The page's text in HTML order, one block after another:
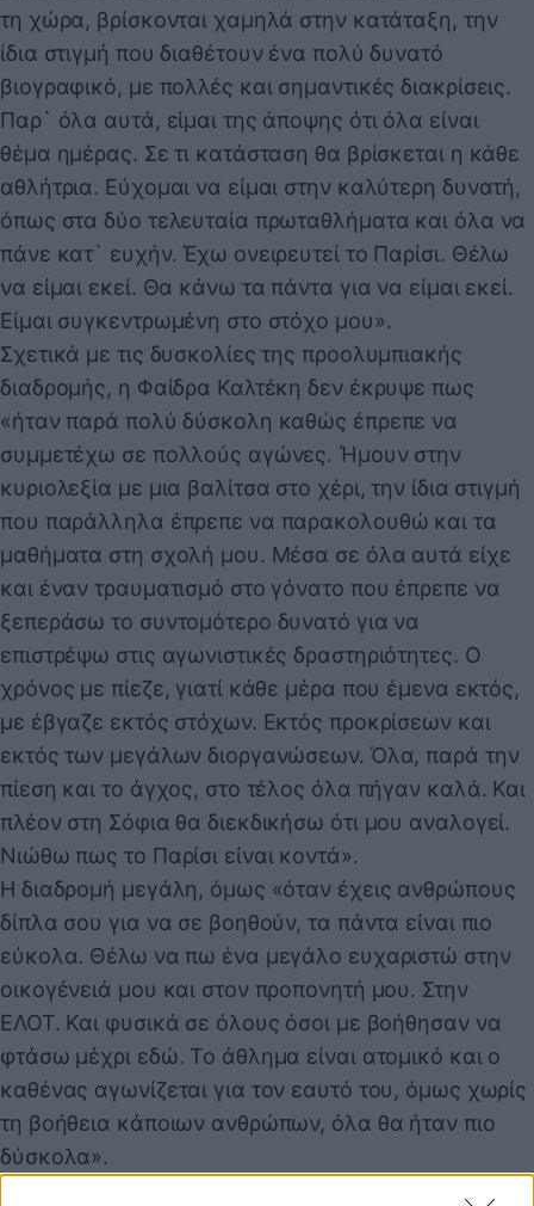
τη χώρα, βρίσκονται χαμηλά στην κατάταξη, την
ίδια στιγμή που διαθέτουν ένα πολύ δυνατό
βιογραφικό, με πολλές και σημαντικές διακρίσεις.
Παρ` όλα αυτά, είμαι της άποψης ότι όλα είναι
θέμα ημέρας. Σε τι κατάσταση θα βρίσκεται η κάθε
αθλήτρια. Εύχομαι να είμαι στην καλύτερη δυνατή,
όπως στα δύο τελευταία πρωταθλήματα και όλα να
πάνε κατ` ευχήν. Έχω ονειρευτεί το Παρίσι. Θέλω
να είμαι εκεί. Θα κάνω τα πάντα για να είμαι εκεί.
Είμαι συγκεντρωμένη στο στόχο μου».
Σχετικά με τις δυσκολίες της προολυμπιακής
διαδρομής, η Φαίδρα Καλτέκη δεν έκρυψε πως
«ήταν παρά πολύ δύσκολη καθώς έπρεπε να
συμμετέχω σε πολλούς αγώνες. Ήμουν στην
κυριολεξία με μια βαλίτσα στο χέρι, την ίδια στιγμή
που παράλληλα έπρεπε να παρακολουθώ και τα
μαθήματα στη σχολή μου. Μέσα σε όλα αυτά είχε
και έναν τραυματισμό στο γόνατο που έπρεπε να
ξεπεράσω το συντομότερο δυνατό για να
επιστρέψω στις αγωνιστικές δραστηριότητες. Ο
χρόνος με πίεζε, γιατί κάθε μέρα που έμενα εκτός,
με έβγαζε εκτός στόχων. Εκτός προκρίσεων και
εκτός των μεγάλων διοργανώσεων. Όλα, παρά την
πίεση και το άγχος, στο τέλος όλα πήγαν καλά. Και
πλέον στη Σόφια θα διεκδικήσω ότι μου αναλογεί.
Νιώθω πως το Παρίσι είναι κοντά».
Η διαδρομή μεγάλη, όμως «όταν έχεις ανθρώπους
δίπλα σου για να σε βοηθούν, τα πάντα είναι πιο
εύκολα. Θέλω να πω ένα μεγάλο ευχαριστώ στην
οικογένειά μου και στον προπονητή μου. Στην
ΕΛΟΤ. Και φυσικά σε όλους όσοι με βοήθησαν να
φτάσω μέχρι εδώ. Το άθλημα είναι ατομικό και ο
καθένας αγωνίζεται για τον εαυτό του, όμως χωρίς
τη βοήθεια κάποιων ανθρώπων, όλα θα ήταν πιο
δύσκολα».